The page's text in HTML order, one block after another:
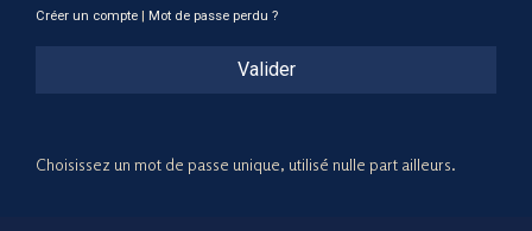
Créer un compte Mot de passe perdu ?
Valider
Choisissez un mot de passe unique, utilisé nulle part ailleurs.